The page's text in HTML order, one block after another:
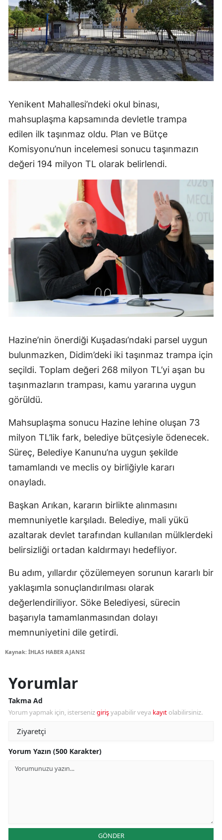
Yenikent Mahallesi’ndeki okul binası,
mahsuplaşma kapsamında devletle trampa
edilen ilk taşınmaz oldu. Plan ve Bütçe
Komisyonu’nun incelemesi sonucu taşınmazın
değeri 194 milyon TL olarak belirlendi.
Hazine’nin önerdiği Kuşadası’ndaki parsel uygun
bulunmazken, Didim’deki iki taşınmaz trampa için
seçildi. Toplam değeri 268 milyon TL’yi aşan bu
taşınmazların trampası, kamu yararına uygun
görüldü.
Mahsuplaşma sonucu Hazine lehine oluşan 73
milyon TL’lik fark, belediye bütçesiyle ödenecek.
Süreç, Belediye Kanunu’na uygun şekilde
tamamlandı ve meclis oy birliğiyle kararı
onayladı.
Başkan Arıkan, kararın birlikte alınmasını
memnuniyetle karşıladı. Belediye, mali yükü
azaltarak devlet tarafından kullanılan mülklerdeki
belirsizliği ortadan kaldırmayı hedefliyor.
Bu adım, yıllardır çözülemeyen sorunun kararlı bir
yaklaşımla sonuçlandırılması olarak
değerlendiriliyor. Söke Belediyesi, sürecin
başarıyla tamamlanmasından dolayı
memnuniyetini dile getirdi.
Kaynak: İHLAS HABER AJANSI
Yorumlar
Takma Ad
Yorum yapmak için, istersenizgirişyapabilir veya kayıt olabilirsiniz.
Yorum Yazın (500 Karakter)
GÖNDER